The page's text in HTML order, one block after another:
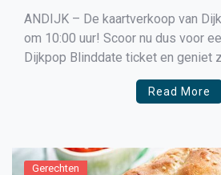
ANDIJK – De kaartverkoop van
om 10:00 uur! Scoor nu dus voor
Dijkpop Blinddate ticket en geniet
zon, vrienden, oude bekende, 6
muziek, lekker eten en een relaxte
Read More
Gerechten